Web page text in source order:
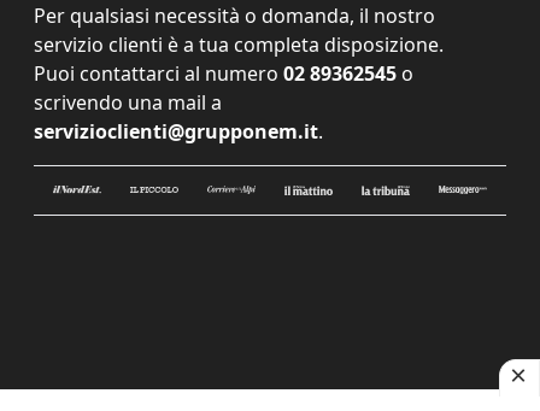
Per qualsiasi necessità o domanda, il nostro
servizio clienti è a tua completa disposizione.
Puoi contattarci al numero 02 89362545 o
scrivendo una mail a
servizioclienti@grupponem.it.